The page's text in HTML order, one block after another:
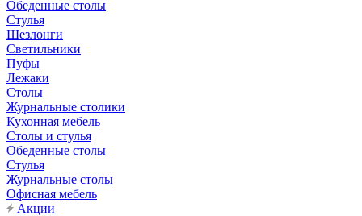
Обеденные столы
Стулья
Шезлонги
Светильники
Пуфы
Лежаки
Столы
Журнальные столики
Кухонная мебель
Столы и стулья
Обеденные столы
Стулья
Журнальные столы
Офисная мебель
Акции